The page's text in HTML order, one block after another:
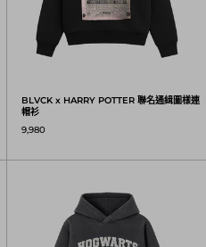
BLVCK x HARRY POTTER 聯名通緝圖樣連
帽衫
9,980
BLVCK x HARRY POTTER 聯名霍格華茲連